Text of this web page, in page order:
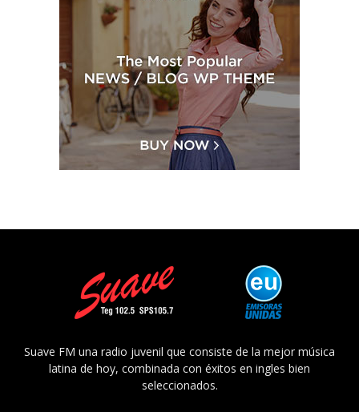
Suave FM una radio juvenil que consiste de la mejor música
latina de hoy, combinada con éxitos en ingles bien
seleccionados.